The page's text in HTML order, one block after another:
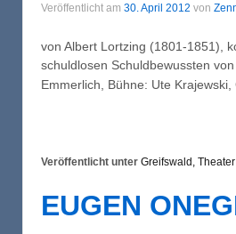
Veröffentlicht am 30. April 2012 von
von Albert Lortzing (1801-1851),
schuldlosen Schuldbewussten
Emmerlich, Bühne: Ute
Veröffentlicht unter Greifswald,
EUGEN